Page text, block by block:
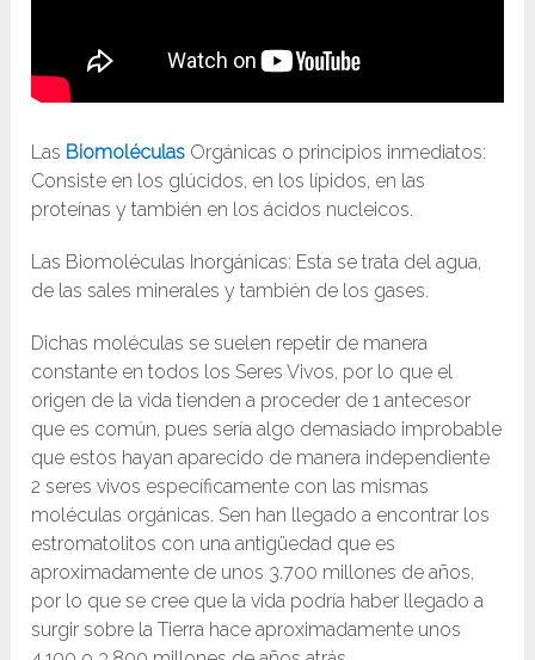
Las Biomoléculas Orgánicas o principios inmediatos:
Consiste en los glúcidos, en los lípidos, en las
proteínas y también en los ácidos nucleicos.
Las Biomoléculas Inorgánicas: Esta se trata del agua,
de las sales minerales y también de los gases.
Dichas moléculas se suelen repetir de manera
constante en todos los Seres Vivos, por lo que el
origen de la vida tienden a proceder de 1 antecesor
que es común, pues sería algo demasiado improbable
que estos hayan aparecido de manera independiente
2 seres vivos específicamente con las mismas
moléculas orgánicas. Sen han llegado a encontrar los
estromatolitos con una antigüedad que es
aproximadamente de unos 3.700 millones de años,
por lo que se cree que la vida podría haber llegado a
surgir sobre la Tierra hace aproximadamente unos